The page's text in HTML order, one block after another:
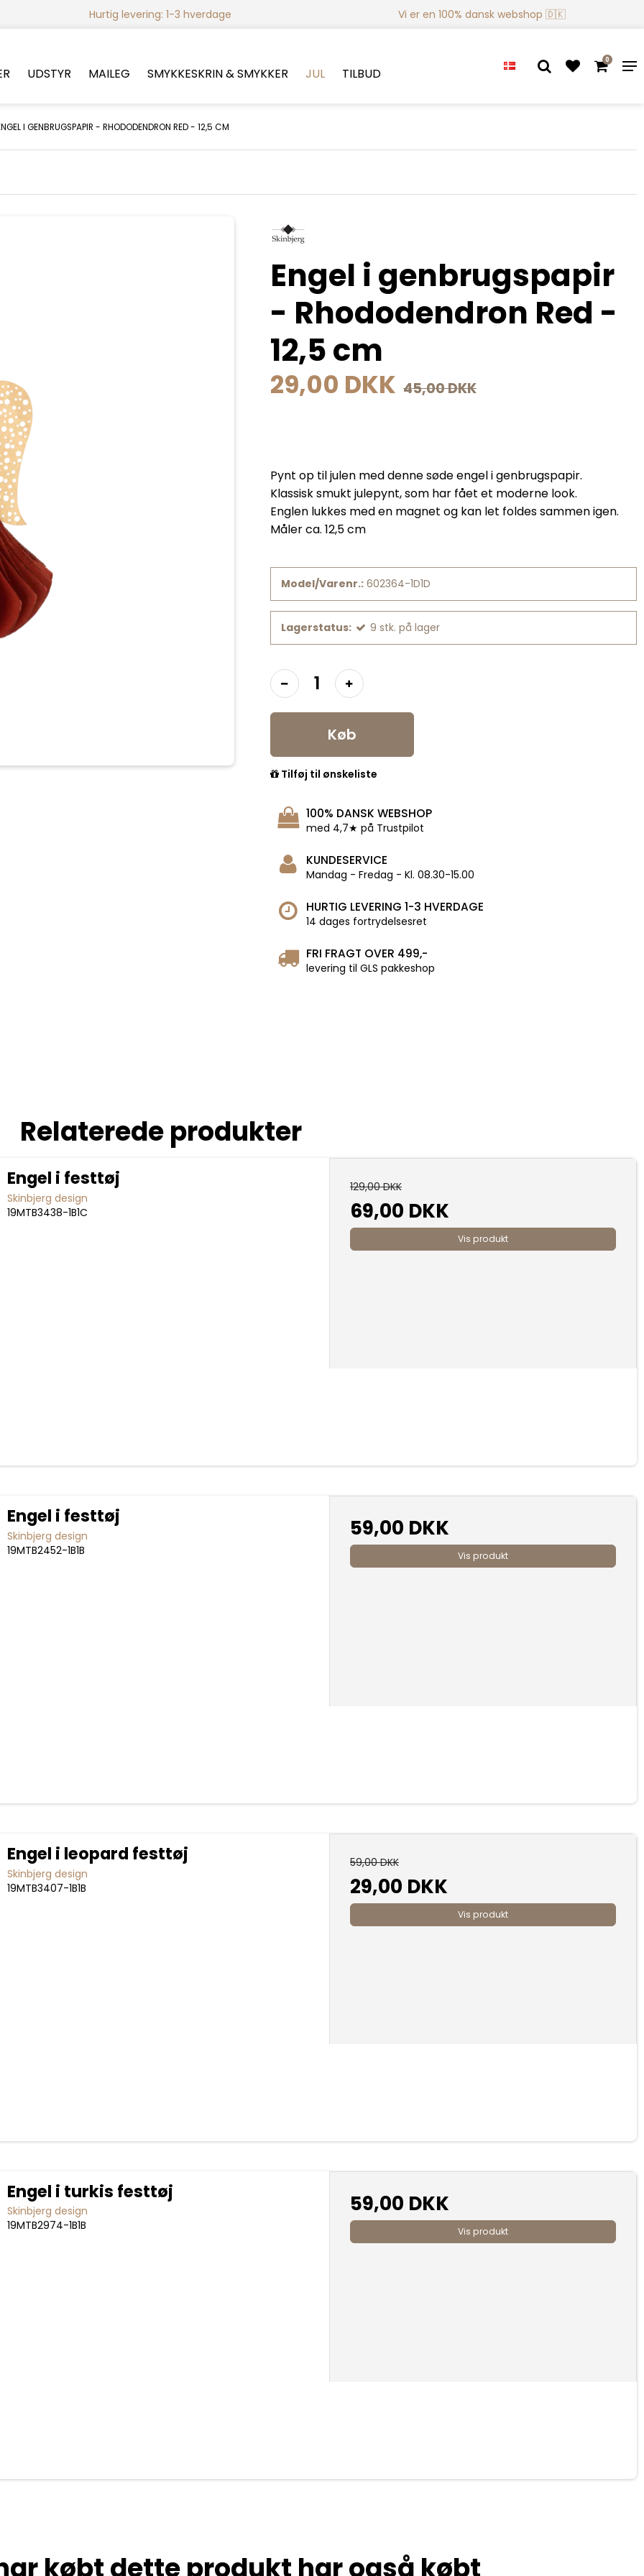
Hurtig levering: 1-3 hverdage Vi er en 100% dansk webshop 🇩🇰
UDSTYR MAILEG SMYKKESKRIN & SMYKKER JUL TILBUD
0
I GENBRUGSPAPIR - RHODODENDRON RED - 12,5 CM
Engel i genbrugspapir
- Rhododendron Red -
12,5 cm
29,00 DKK 45,00 DKK
Pynt op til julen med denne søde engel i genbrugspapir.
Klassisk smukt julepynt, som har fået et moderne look.
Englen lukkes med en magnet og kan let foldes sammen igen.
Måler ca. 12,5 cm
Model/Varenr.: 602364-1D1D
Lagerstatus: 9 stk. på lager
Køb
Tilføj til ønskeliste
FRI FRAGT OVER 499,-
levering til GLS pakkeshop
HURTIG LEVERING 1-3 HVERDAGE
14 dages fortrydelsesret
KUNDESERVICE
Mandag - Fredag - Kl. 08.30-15.00
100% DANSK WEBSHOP
med 4,7★ på Trustpilot
Relaterede produkter
Engel i festtøj
Skinbjerg design
19MTB3438-1B1C
129,00 DKK
69,00 DKK
Vis produkt
Engel i festtøj
Skinbjerg design
19MTB2452-1B1B
59,00 DKK
Vis produkt
Engel i leopard festtøj
Skinbjerg design
19MTB3407-1B1B
59,00 DKK
29,00 DKK
Vis produkt
Engel i turkis festtøj
Skinbjerg design
19MTB2974-1B1B
59,00 DKK
Vis produkt
købt dette produkt har også købt